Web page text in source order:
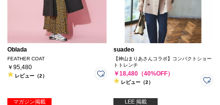
Oblada
FEATHER COAT
￥95,480
レビュー（2）
suadeo
【神山まりあさんコラボ】コンパクトショー
トトレンチ
￥18,480（40%OFF）
レビュー（2）
マガジン掲載 LEE 掲載